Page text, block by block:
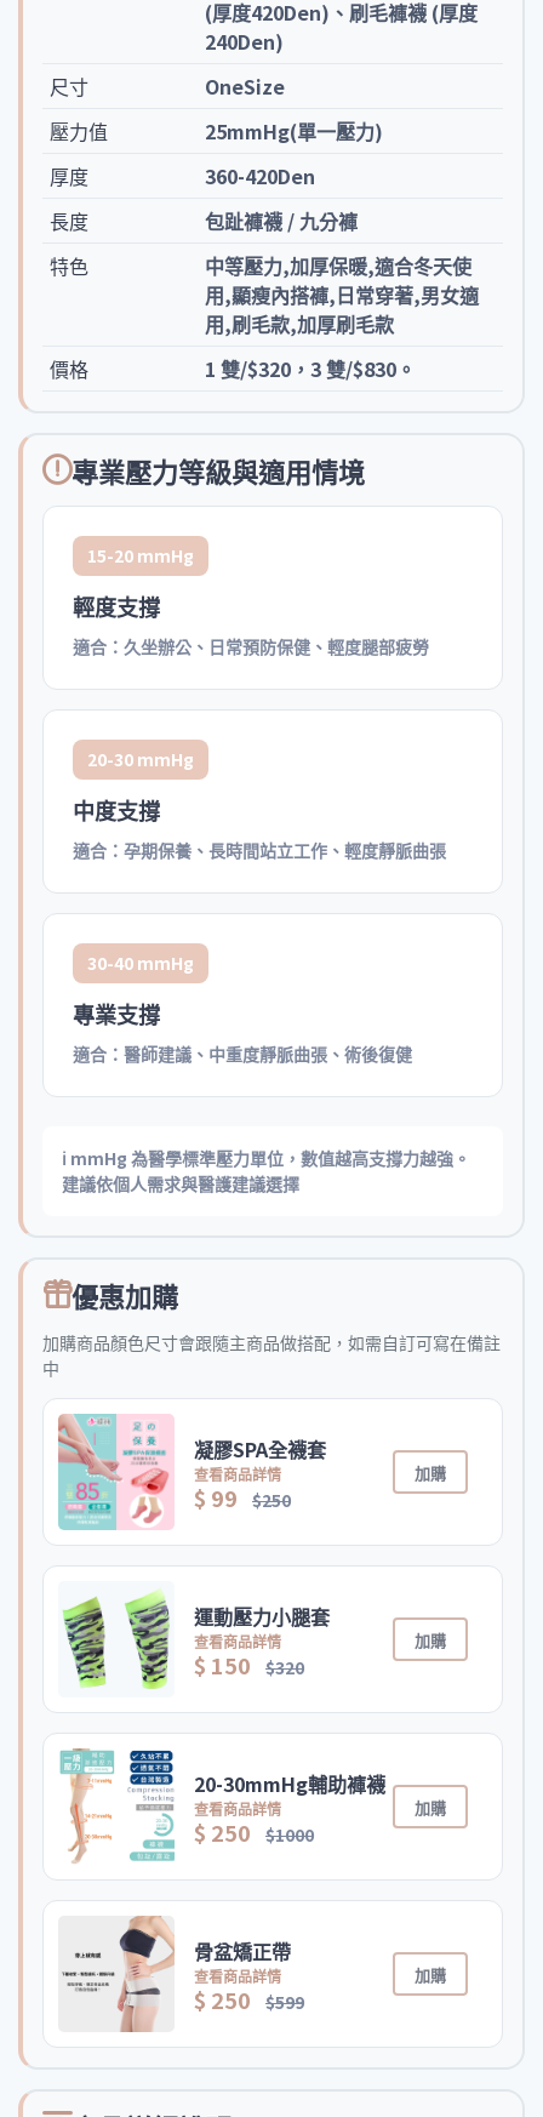
(厚度420Den)、刷毛褲襪 (厚度
240Den)
尺寸
OneSize
壓力值
25mmHg(單一壓力)
厚度
360-420Den
長度
包趾褲襪 / 九分褲
特色
中等壓力,加厚保暖,適合冬天使
用,顯瘦內搭褲,日常穿著,男女適
用,刷毛款,加厚刷毛款
價格
1 雙/$320，3 雙/$830。
專業壓力等級與適用情境
15-20 mmHg
輕度支撐
適合：久坐辦公、日常預防保健、輕度腿部疲勞
20-30 mmHg
中度支撐
適合：孕期保養、長時間站立工作、輕度靜脈曲張
30-40 mmHg
專業支撐
適合：醫師建議、中重度靜脈曲張、術後復健
ℹ️ mmHg 為醫學標準壓力單位，數值越高支撐力越強。
建議依個人需求與醫護建議選擇
優惠加購
加購商品顏色尺寸會跟隨主商品做搭配，如需自訂可寫在備註
中
凝膠SPA全襪套
查看商品詳情
$ 99 $250
加購
運動壓力小腿套
查看商品詳情
$ 150 $320
加購
20-30mmHg輔助褲襪
查看商品詳情
$ 250 $1000
加購
骨盆矯正帶
查看商品詳情
$ 250 $599
加購